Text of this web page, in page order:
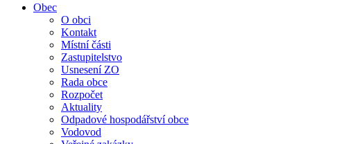
Obec
O obci
Kontakt
Místní části
Zastupitelstvo
Usnesení ZO
Rada obce
Rozpočet
Aktuality
Odpadové hospodářství obce
Vodovod